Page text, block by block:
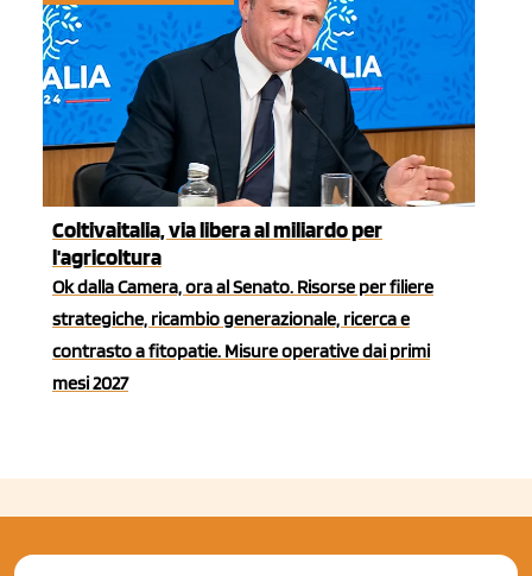
Coltivaitalia, via libera al miliardo per
l'agricoltura
Ok dalla Camera, ora al Senato. Risorse per filiere
strategiche, ricambio generazionale, ricerca e
contrasto a fitopatie. Misure operative dai primi
mesi 2027